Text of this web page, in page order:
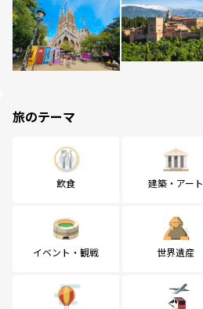
旅のテーマ
飲食 建築・アート
イベント・観戦 世界遺産